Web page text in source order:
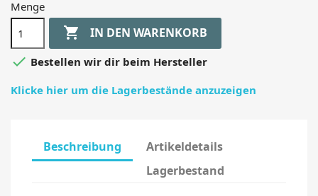
Menge
 IN DEN WARENKORB
 Bestellen wir dir beim Hersteller
Klicke hier um die Lagerbestände anzuzeigen
Beschreibung
Artikeldetails
Lagerbestand